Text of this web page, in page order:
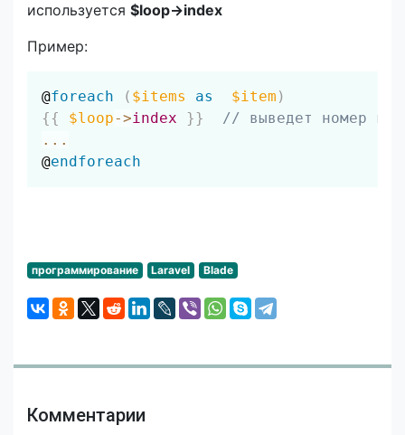
используется $loop->index
Пример:
@foreach ( $items as $item )
{{ $loop->index }}
// выведет номер
...
@endforeach
программирование Laravel Blade
Комментарии